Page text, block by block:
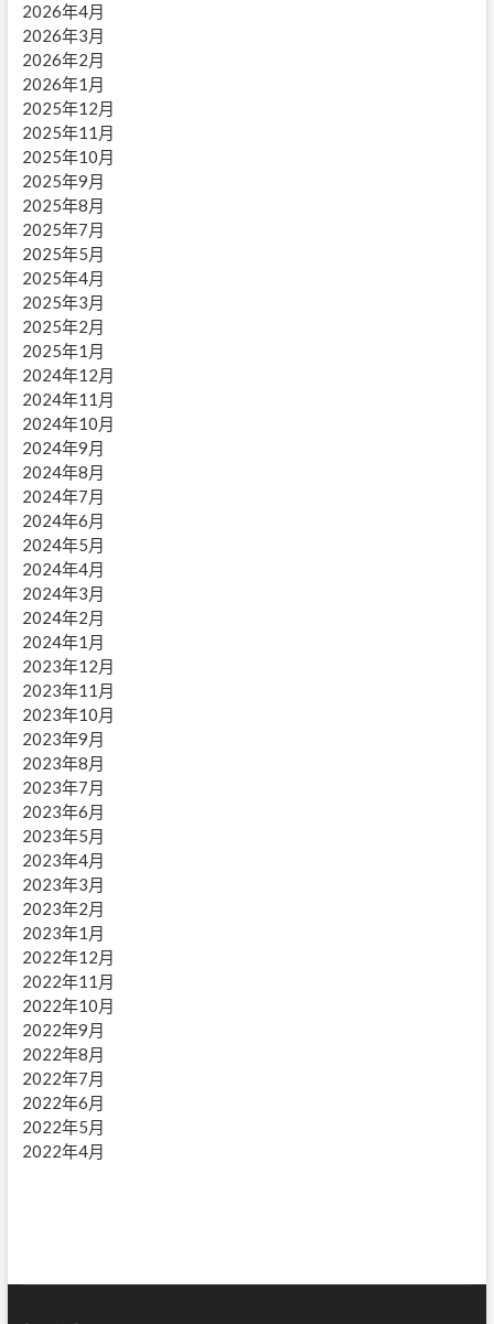
2026年4月
2026年3月
2026年2月
2026年1月
2025年12月
2025年11月
2025年10月
2025年9月
2025年8月
2025年7月
2025年5月
2025年4月
2025年3月
2025年2月
2025年1月
2024年12月
2024年11月
2024年10月
2024年9月
2024年8月
2024年7月
2024年6月
2024年5月
2024年4月
2024年3月
2024年2月
2024年1月
2023年12月
2023年11月
2023年10月
2023年9月
2023年8月
2023年7月
2023年6月
2023年5月
2023年4月
2023年3月
2023年2月
2023年1月
2022年12月
2022年11月
2022年10月
2022年9月
2022年8月
2022年7月
2022年6月
2022年5月
2022年4月